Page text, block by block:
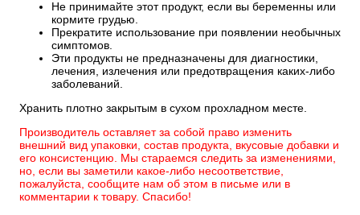
Не принимайте этот продукт, если вы беременны или
кормите грудью.
Прекратите использование при появлении необычных
симптомов.
Эти продукты не предназначены для диагностики,
лечения, излечения или предотвращения каких-либо
заболеваний.
Хранить плотно закрытым в сухом прохладном месте.
Производитель оставляет за собой право изменить
внешний вид упаковки, состав продукта, вкусовые добавки и
его консистенцию. Мы стараемся следить за изменениями,
но, если вы заметили какое-либо несоответствие,
пожалуйста, сообщите нам об этом в письме или в
комментарии к товару. Спасибо!